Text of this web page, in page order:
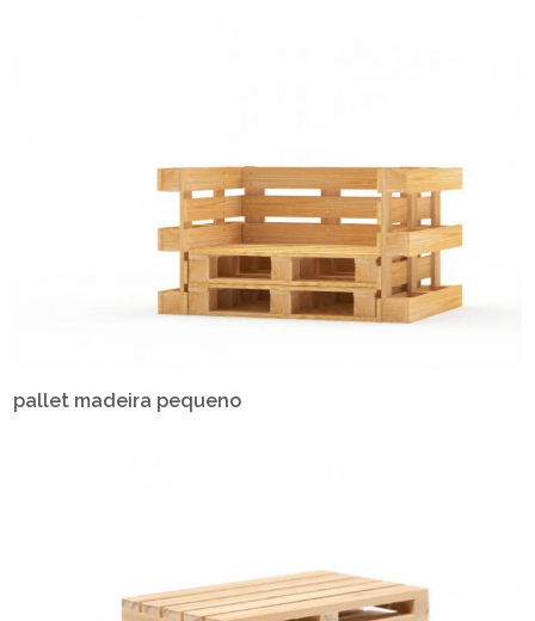
pallet madeira pequeno